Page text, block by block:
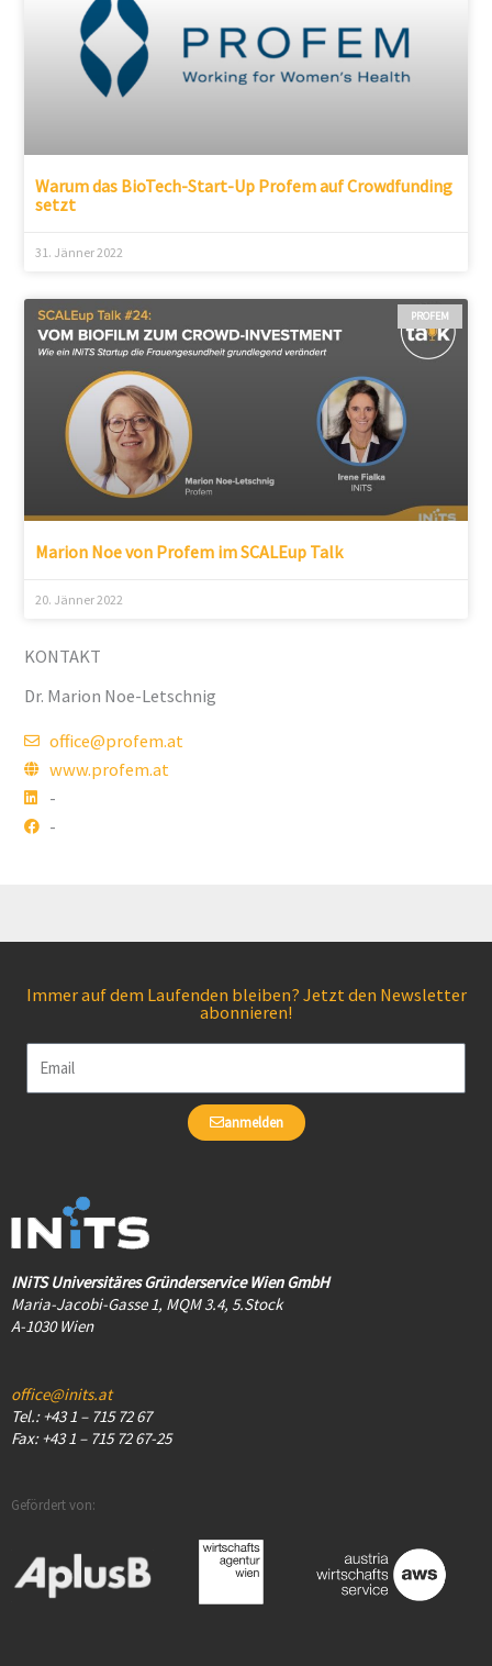
Warum das BioTech-Start-Up Profem auf Crowdfunding
setzt
31. Jänner 2022
PROFEM
Marion Noe von Profem im SCALEup Talk
20. Jänner 2022
KONTAKT
Dr. Marion Noe-Letschnig
office@profem.at
www.profem.at
-
-
Immer auf dem Laufenden bleiben? Jetzt den Newsletter
abonnieren!
Email
anmelden
INiTS Universitäres Gründerservice Wien GmbH
Maria-Jacobi-Gasse 1, MQM 3.4, 5.Stock
A-1030 Wien
office@inits.at
Tel.: +43 1 – 715 72 67
Fax: +43 1 – 715 72 67-25
Gefördert von: